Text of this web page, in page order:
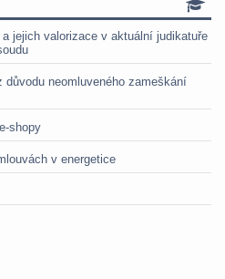
jejich valorizace v aktuální judikatuře
neomluveného zameškání
shopy
v energetice